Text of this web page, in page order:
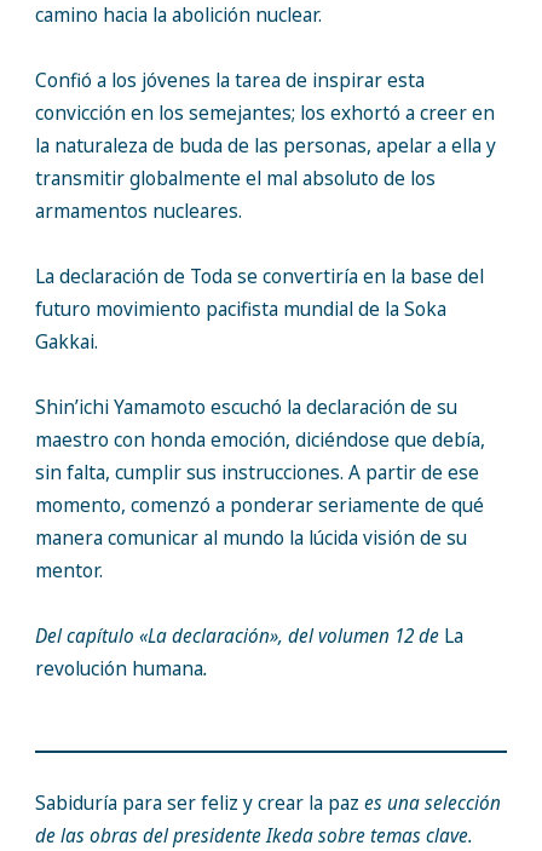
camino hacia la abolición nuclear.
Confió a los jóvenes la tarea de inspirar esta
convicción en los semejantes; los exhortó a creer en
la naturaleza de buda de las personas, apelar a ella y
transmitir globalmente el mal absoluto de los
armamentos nucleares.
La declaración de Toda se convertiría en la base del
futuro movimiento pacifista mundial de la Soka
Gakkai.
Shin’ichi Yamamoto escuchó la declaración de su
maestro con honda emoción, diciéndose que debía,
sin falta, cumplir sus instrucciones. A partir de ese
momento, comenzó a ponderar seriamente de qué
manera comunicar al mundo la lúcida visión de su
mentor.
Del capítulo «La declaración», del volumen 12 deLa
revolución humana.
Sabiduría para ser feliz y crear la paz es una selección
de las obras del presidente Ikeda sobre temas clave.